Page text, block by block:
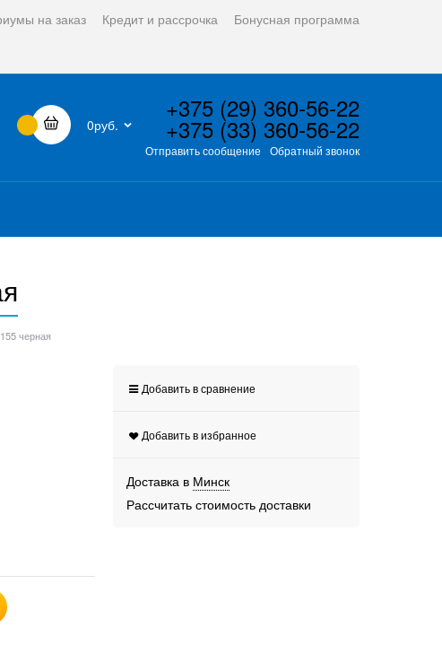
на заказ Кредит и рассрочка Бонусная программа
0руб.
+375 (29) 360-56-22
+375 (33) 360-56-22
Отправить сообщение Обратный звонок
черная
Добавить в сравнение
Добавить в избранное
Доставка в Минск
Рассчитать стоимость доставки